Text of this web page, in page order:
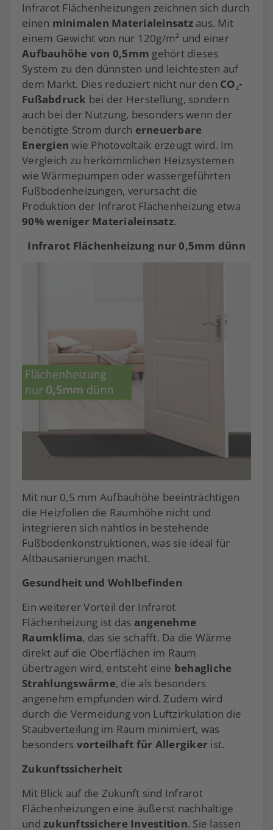
Infrarot Flächenheizungen zeichnen sich durch
einen minimalen Materialeinsatzaus. Mit
einem Gewicht von nur 120g/m² und einer
Aufbauhöhe von 0,5mm gehört dieses
System zu den dünnsten und leichtesten auf
dem Markt. Dies reduziert nicht nur den CO₂-
Fußabdruck bei der Herstellung, sondern
auch bei der Nutzung, besonders wenn der
benötigte Strom durch erneuerbare
Energien wie Photovoltaik erzeugt wird. Im
Vergleich zu herkömmlichen Heizsystemen
wie Wärmepumpen oder wassergeführten
Fußbodenheizungen, verursacht die
Produktion der Infrarot Flächenheizung etwa
90% weniger Materialeinsatz.
Infrarot Flächenheizung nur 0,5mm dünn
Mit nur 0,5 mm Aufbauhöhe beeinträchtigen
die Heizfolien die Raumhöhe nicht und
integrieren sich nahtlos in bestehende
Fußbodenkonstruktionen, was sie ideal für
Altbausanierungen macht.
Gesundheit und Wohlbefinden
Ein weiterer Vorteil der Infrarot
Flächenheizung ist das angenehme
Raumklima, das sie schafft. Da die Wärme
direkt auf die Oberflächen im Raum
übertragen wird, entsteht eine behagliche
Strahlungswärme, die als besonders
angenehm empfunden wird. Zudem wird
durch die Vermeidung von Luftzirkulation die
Staubverteilung im Raum minimiert, was
besonders vorteilhaft für Allergiker ist​.
Zukunftssicherheit
Mit Blick auf die Zukunft sind Infrarot
Flächenheizungen eine äußerst nachhaltige
und zukunftssichere Investition. Sie lassen